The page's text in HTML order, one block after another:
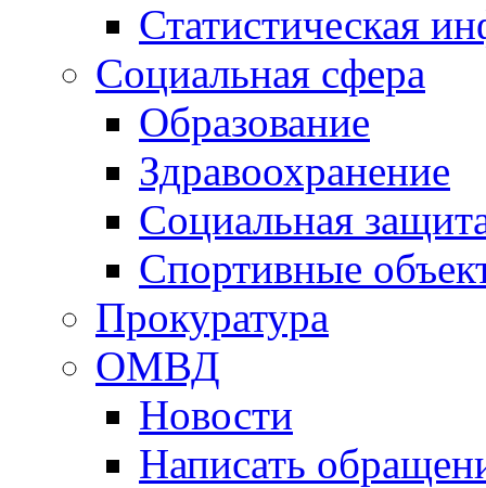
Статистическая
Социальная сфера
Образование
Здравоохранение
Социальная
Спортивные
Прокуратура
ОМВД
Новости
Написать